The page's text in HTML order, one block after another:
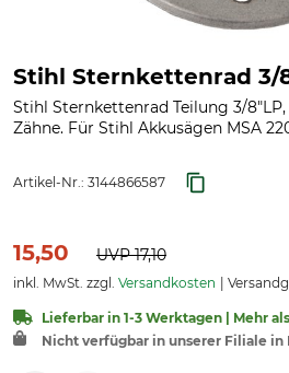
Stihl Sternkettenrad 3/
Stihl Sternkettenrad Teilung 3/
Zähne. Für Stihl Akkusägen MSA
Artikel-Nr.: 3144866587
15,50 UVP17,10
inkl. MwSt. zzgl. Versandkosten
Lieferbar in 1-3 Werktagen | Mehr
Nicht verfügbar in unserer Filiale in